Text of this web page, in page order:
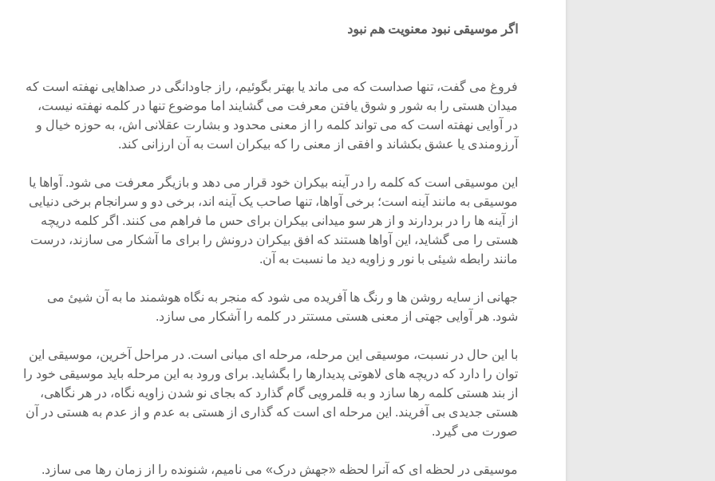
اگر موسیقی نبود معنویت هم نبود
فروغ می گفت، تنها صداست که می ماند یا بهتر بگوئیم، راز جاودانگی در صداهایی نهفته است که
میدان هستی را به شور و شوق یافتن معرفت می گشایند اما موضوع تنها در کلمه نهفته نیست،
در آوایی نهفته است که می تواند کلمه را از معنی محدود و بشارت عقلانی اش، به حوزه خیال و
آرزومندی یا عشق بکشاند و افقی از معنی را که بیکران است به آن ارزانی کند.
این موسیقی است که کلمه را در آینه بیکران خود قرار می دهد و بازیگر معرفت می شود. آواها یا
موسیقی به مانند آینه است؛ برخی آواها، تنها صاحب یک آینه اند، برخی دو و سرانجام برخی دنیایی
از آینه ها را در بردارند و از هر سو میدانی بیکران برای حس ما فراهم می کنند. اگر کلمه دریچه
هستی را می گشاید، این آواها هستند که افق بیکران درونش را برای ما آشکار می سازند، درست
مانند رابطه شیئی با نور و زاویه دید ما نسبت به آن.
جهانی از سایه روشن ها و رنگ ها آفریده می شود که منجر به نگاه هوشمند ما به آن شیئ می
شود. هر آوایی جهتی از معنی هستی مستتر در کلمه را آشکار می سازد.
با این حال در نسبت، موسیقی این مرحله، مرحله ای میانی است. در مراحل آخرین، موسیقی این
توان را دارد که دریچه های لاهوتی پدیدارها را بگشاید. برای ورود به این مرحله باید موسیقی خود را
از بند هستی کلمه رها سازد و به قلمرویی گام گذارد که بجای نو شدن زاویه نگاه، در هر نگاهی،
هستی جدیدی بی آفریند. این مرحله ای است که گذاری از هستی به عدم و از عدم به هستی در آن
صورت می گیرد.
موسیقی در لحظه ای که آنرا لحظه «جهش درک» می نامیم، شنونده را از زمان رها می سازد.